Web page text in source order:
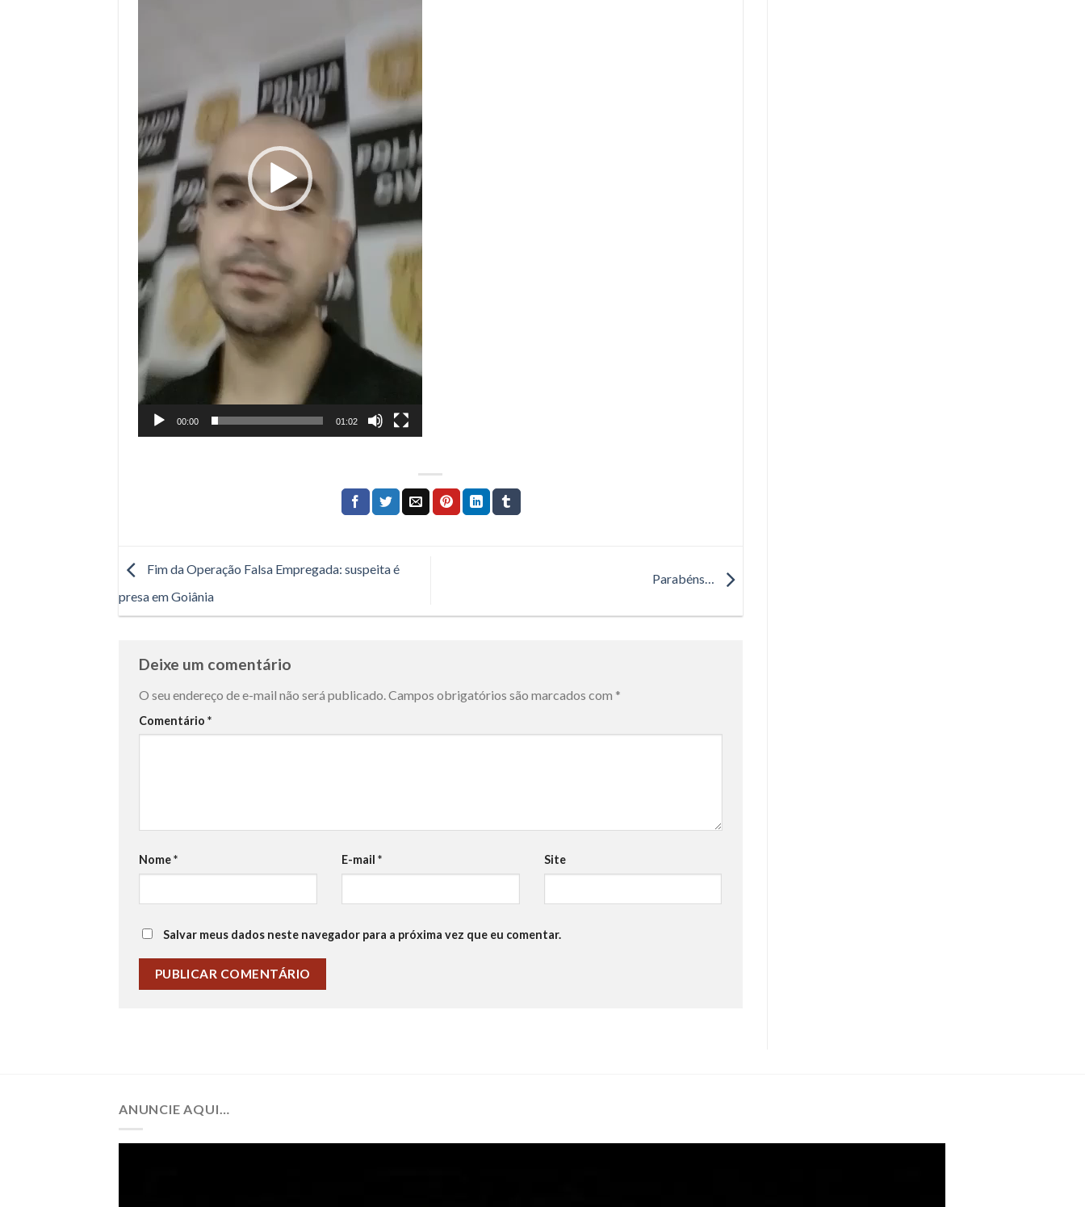
00:00 01:02
Fim da Operação Falsa Empregada: suspeita é
presa em Goiânia
Parabéns…
Deixe um comentário
O seu endereço de e-mail não será publicado. Campos obrigatórios são marcados com *
Comentário *
Nome* E-mail * Site
Salvar meus dados neste navegador para a próxima vez que eu comentar.
ANUNCIE AQUI…